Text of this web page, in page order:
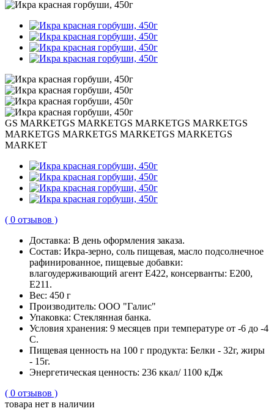
GS MARKETGS MARKETGS MARKETGS MARKETGS
MARKETGS MARKETGS MARKETGS MARKETGS
MARKET
( 0 отзывов )
Доставка: В день оформления заказа.
Состав: Икра-зерно, соль пищевая, масло подсолнечное
рафинированное, пищевые добавки:
влагоудерживающий агент Е422, консерванты: Е200,
Е211.
Вес: 450 г
Производитель: ООО "Галис"
Упаковка: Стеклянная банка.
Условия хранения: 9 месяцев при температуре от -6 до -4
С.
Пищевая ценность на 100 г продукта: Белки - 32г, жиры
- 15г.
Энергетическая ценность: 236 ккал/ 1100 кДж
( 0 отзывов )
товара нет в наличии